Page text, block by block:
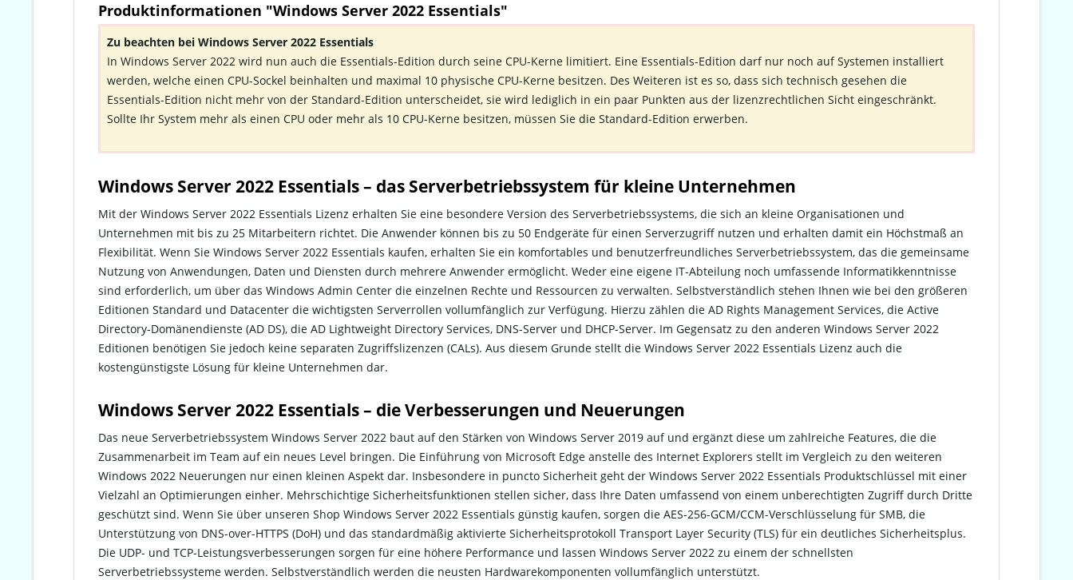
Produktinformationen "Windows Server 2022 Essentials"
Zu beachten bei Windows Server 2022 Essentials
In Windows Server 2022 wird nun auch die Essentials-Edition durch seine CPU-Kerne limitiert. Eine Essentials-Edition darf nur noch auf Systemen installiert
werden, welche einen CPU-Sockel beinhalten und maximal 10 physische CPU-Kerne besitzen. Des Weiteren ist es so, dass sich technisch gesehen die
Essentials-Edition nicht mehr von der Standard-Edition unterscheidet, sie wird lediglich in ein paar Punkten aus der lizenzrechtlichen Sicht eingeschränkt.
Sollte Ihr System mehr als einen CPU oder mehr als 10 CPU-Kerne besitzen, müssen Sie die Standard-Edition erwerben.
Windows Server 2022 Essentials – das Serverbetriebssystem für kleine Unternehmen
Mit der Windows Server 2022 Essentials Lizenz erhalten Sie eine besondere Version des Serverbetriebssystems, die sich an kleine Organisationen und
Unternehmen mit bis zu 25 Mitarbeitern richtet. Die Anwender können bis zu 50 Endgeräte für einen Serverzugriff nutzen und erhalten damit ein Höchstmaß an
Flexibilität. Wenn Sie Windows Server 2022 Essentials kaufen, erhalten Sie ein komfortables und benutzerfreundliches Serverbetriebssystem, das die gemeinsame
Nutzung von Anwendungen, Daten und Diensten durch mehrere Anwender ermöglicht. Weder eine eigene IT-Abteilung noch umfassende Informatikkenntnisse
sind erforderlich, um über das Windows Admin Center die einzelnen Rechte und Ressourcen zu verwalten. Selbstverständlich stehen Ihnen wie bei den größeren
Editionen Standard und Datacenter die wichtigsten Serverrollen vollumfänglich zur Verfügung. Hierzu zählen die AD Rights Management Services, die Active
Directory-Domänendienste (AD DS), die AD Lightweight Directory Services, DNS-Server und DHCP-Server. Im Gegensatz zu den anderen Windows Server 2022
Editionen benötigen Sie jedoch keine separaten Zugriffslizenzen (CALs). Aus diesem Grunde stellt die Windows Server 2022 Essentials Lizenz auch die
kostengünstigste Lösung für kleine Unternehmen dar.
Windows Server 2022 Essentials – die Verbesserungen und Neuerungen
Das neue Serverbetriebssystem Windows Server 2022 baut auf den Stärken von Windows Server 2019 auf und ergänzt diese um zahlreiche Features, die die
Zusammenarbeit im Team auf ein neues Level bringen. Die Einführung von Microsoft Edge anstelle des Internet Explorers stellt im Vergleich zu den weiteren
Windows 2022 Neuerungen nur einen kleinen Aspekt dar. Insbesondere in puncto Sicherheit geht der Windows Server 2022 Essentials Produktschlüssel mit einer
Vielzahl an Optimierungen einher. Mehrschichtige Sicherheitsfunktionen stellen sicher, dass Ihre Daten umfassend von einem unberechtigten Zugriff durch Dritte
geschützt sind. Wenn Sie über unseren Shop Windows Server 2022 Essentials günstig kaufen, sorgen die AES-256-GCM/CCM-Verschlüsselung für SMB, die
Unterstützung von DNS-over-HTTPS (DoH) und das standardmäßig aktivierte Sicherheitsprotokoll Transport Layer Security (TLS) für ein deutliches Sicherheitsplus.
Die UDP- und TCP-Leistungsverbesserungen sorgen für eine höhere Performance und lassen Windows Server 2022 zu einem der schnellsten
Serverbetriebssysteme werden. Selbstverständlich werden die neusten Hardwarekomponenten vollumfänglich unterstützt.